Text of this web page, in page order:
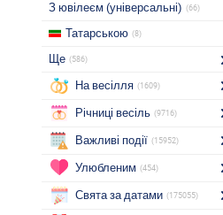
З ювілеєм (універсальні) (66)
Татарською (8)
Ще (586)
На весілля (1609)
Річниці весіль (9716)
Важливі події (15952)
Улюбленим (454)
Свята за датами (175055)